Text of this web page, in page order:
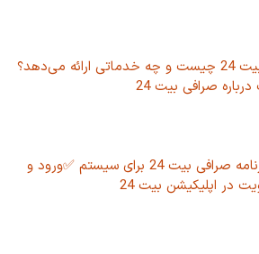
صرافی بیت 24 چیست و چه خدماتی ارائه می‌دهد؟
صرافی بیت 24
نصب برنامه صرافی بیت 24 برای سیستم ✅ورود و
در اپلیکیشن بیت 24